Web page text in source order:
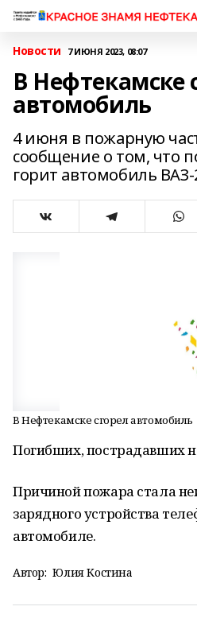
Новости 7 ИЮНЯ 2023, 08:07
В Нефтекамске
автомобиль
4 июня в пожарную
сообщение о том, что
горит автомобиль ВАЗ-
В Нефтекамске сгорел автомобиль
Погибших, пострадавших
Причиной пожара стала
зарядного устройства
автомобиле.
Автор: Юлия Костина